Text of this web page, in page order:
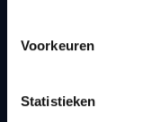
Voorkeuren
StatistiekenHow to get to